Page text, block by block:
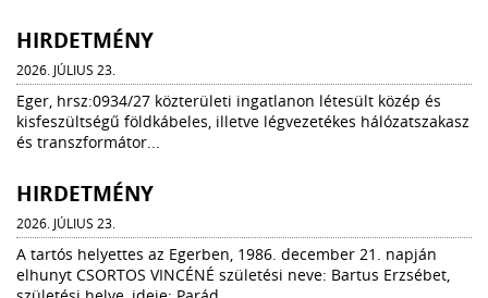
HIRDETMÉNY
2026. JÚLIUS 23.
Eger, hrsz:0934/27 közterületi ingatlanon létesült közép és
kisfeszültségű földkábeles, illetve légvezetékes hálózatszakasz
és transzformátor...
HIRDETMÉNY
2026. JÚLIUS 23.
A tartós helyettes az Egerben, 1986. december 21. napján
elhunyt CSORTOS VINCÉNÉ születési neve: Bartus Erzsébet,